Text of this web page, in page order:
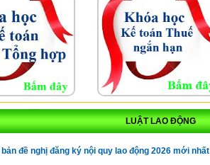
LUẬT LAO ĐỘNG
bản đề nghị đăng ký nội quy lao động 2026 mới nhất